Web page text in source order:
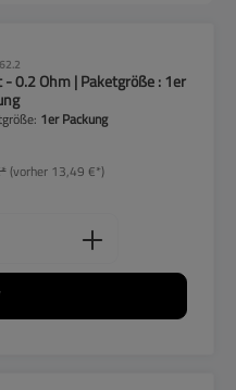
0.2 Ohm | Paketgröße : 1er
1er Packung
(vorher 13,49 €*)
Gib den